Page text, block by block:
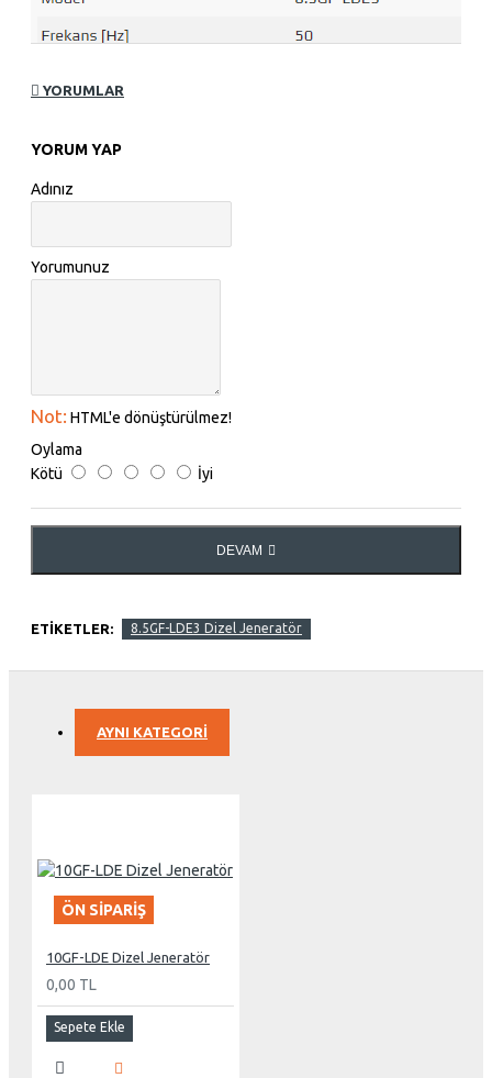
YORUMLAR
YORUM YAP
Adınız
Yorumunuz
Not: HTML'e dönüştürülmez!
Oylama
Kötü
İyi
DEVAM
ETIKETLER: 8.5GF-LDE3 Dizel Jeneratör
AYNI KATEGORI
ÖN SIPARIŞ
10GF-LDE Dizel Jeneratör
0,00 TL
Sepete Ekle